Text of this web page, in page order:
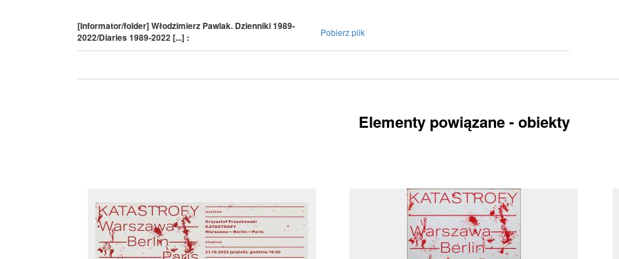
[Informator/folder] Włodzimierz Pawlak. Dzienniki 1989-
2022/Diaries 1989-2022 [...] :
Pobierz plik
Elementy powiązane - obiekty